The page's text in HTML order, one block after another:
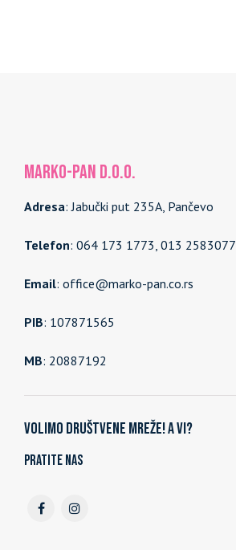
MARKO-PAN d.o.o.
Adresa: Jabučki put 235A, Pančevo
Telefon: 064 173 1773, 013 2583077
Email: office@marko-pan.co.rs
PIB: 107871565
MB: 20887192
Volimo društvene mreže! A vi?
Pratite nas